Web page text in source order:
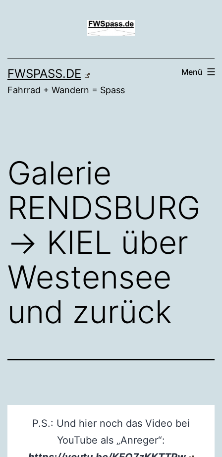
FWSPASS.DE
Fahrrad + Wandern = Spass
Menü
Galerie
RENDSBURG
→ KIEL über
Westensee
und zurück
P.S.: Und hier noch das Video bei
YouTube als „Anreger“: